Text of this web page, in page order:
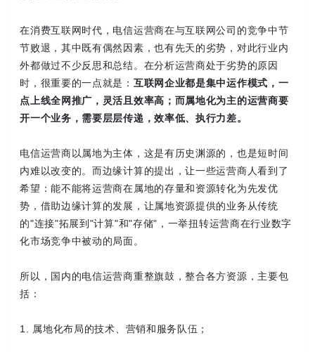
在消费互联网时代，电信运营商在与互联网公司的竞争中节
节败退，其中既有偶然因素，也有先天的劣势，对此行业内
外都做过不少反思和总结。在分析运营商处于劣势的原因
时，很重要的一点就是： 互联网企业都是集中运作模式，一
点上线全网推广，灵活且效率高；而属地化为主的运营商要
开一个业务，需要层层传递，效率低、执行力差。
电信运营商以属地为主体，这是有历史渊源的，也是短时间
内难以改变的。而边缘计算的提出，让一些运营商人看到了
希望：能不能将运营商在属地的存量和资源转化为先发优
势，借助边缘计算的发展，让属地资源提供的业务从传统
的"连接"拓展到"计算"和"存储"，一举扭转运营商在行业数字
化市场竞争中被动的局面。
所以，国内的电信运营商重整旗鼓，整合各方资源，主要包
括：
1. 属地化布局的技术、营销和服务队伍；